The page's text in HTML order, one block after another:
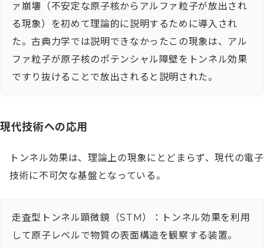
ァ崩壊（不安定な原子核からアルファ粒子が放出され
る現象）を初めて理論的に説明するために導入され
た。古典力学では説明できなかったこの現象は、アル
ファ粒子が原子核のポテンシャル障壁をトンネル効果
ですり抜けることで放出されると説明された。
現代技術への応用
トンネル効果は、理論上の現象にとどまらず、現代の電子
技術に不可欠な基盤となっている。
走査型トンネル顕微鏡（STM）：トンネル効果を利用
して原子レベルで物質の表面構造を観察する装置。